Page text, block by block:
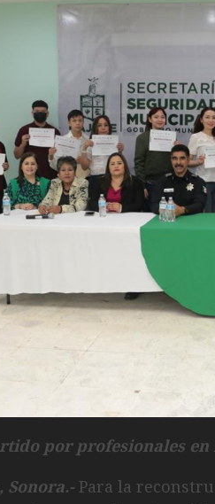
por profesionales
Sonora.- Para la